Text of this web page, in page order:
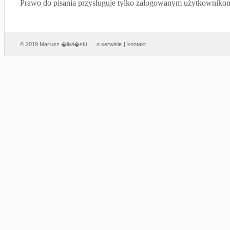
Prawo do pisania przysługuje tylko zalogowanym
© 2019 Mariusz �liwi�ski o serwisie | kontakt